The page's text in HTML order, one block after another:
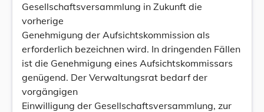
Gesellschaftsversammlung in Zukunft die
vorherige
Genehmigung der Aufsichtskommission als
erforderlich bezeichnen wird. In dringenden Fällen
ist die Genehmigung eines Aufsichtskommissars
genügend. Der Verwaltungsrat bedarf der
vorgängigen
Einwilligung der Gesellschaftsversammlung, zur